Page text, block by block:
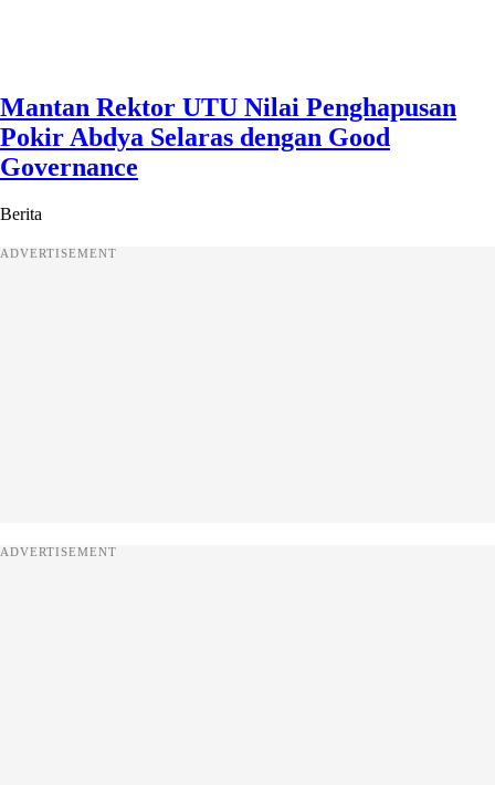
Mantan Rektor UTU Nilai Penghapusan
Pokir Abdya Selaras dengan Good
Governance
Berita
ADVERTISEMENT
ADVERTISEMENT